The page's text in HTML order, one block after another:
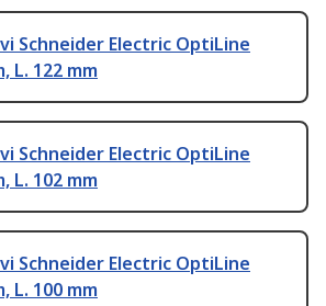
Schneider Electric OptiLine
L. 122 mm
Schneider Electric OptiLine
L. 102 mm
Schneider Electric OptiLine
L. 100 mm